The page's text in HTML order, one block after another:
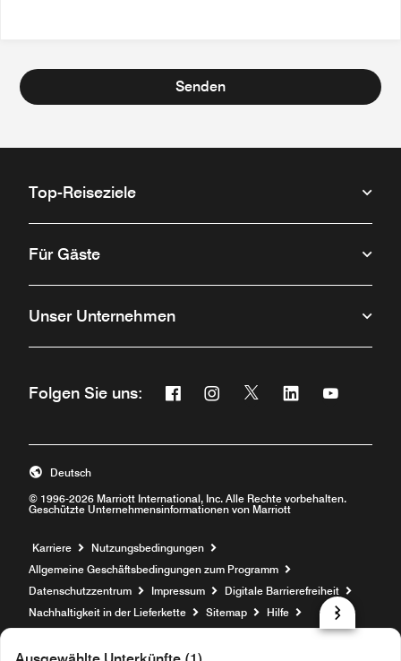
Senden
Top-Reiseziele
Für Gäste
Unser Unternehmen
Folgen Sie uns: Facebook
Öffnet ein neues Fenster
Instagram
Öffnet ein neues Fenster
Twitter
Öffnet ein neues
Linkedin
Öffnet ein neues
Öffnet ein
© 1996-2026 Marriott International, Inc. Alle Rechte vorbehalten.
Geschützte Unternehmensinformationen von Marriott
Deutsch
Karriere Öffnet ein neues Fenster
Nutzungsbedingungen
Allgemeine Geschäftsbedingungen zum Programm
Datenschutzzentrum
Impressum
Digitale Barrierefreiheit
Nachhaltigkeit in der Lieferkette
Sitemap Hilfe